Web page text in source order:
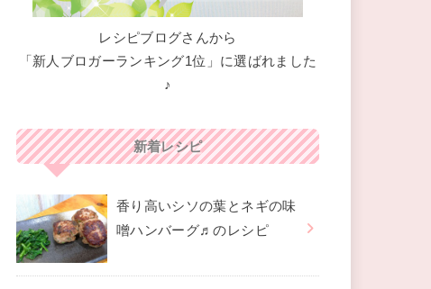
レシピブログさんから
「新人ブロガーランキング1位」に選ばれました
♪
新着レシピ
香り高いシソの葉とネギの味
噌ハンバーグ♬のレシピ